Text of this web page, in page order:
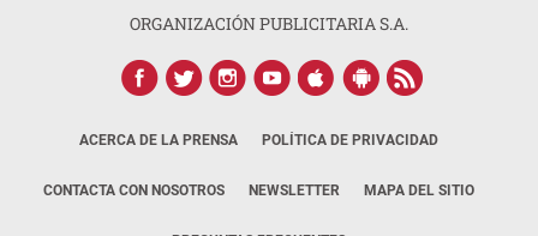
ORGANIZACIÓN PUBLICITARIA S.A.
ACERCA DE LA PRENSA POLÍTICA DE PRIVACIDAD
CONTACTA CON NOSOTROS NEWSLETTER MAPA DEL SITIO